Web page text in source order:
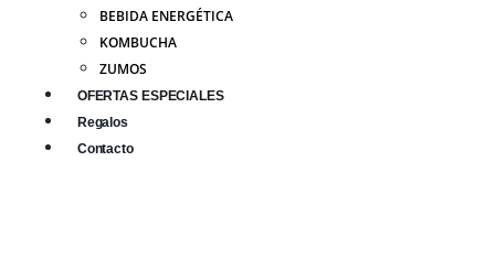
BEBIDA ENERGÉTICA
KOMBUCHA
ZUMOS
OFERTAS ESPECIALES
Regalos
Contacto